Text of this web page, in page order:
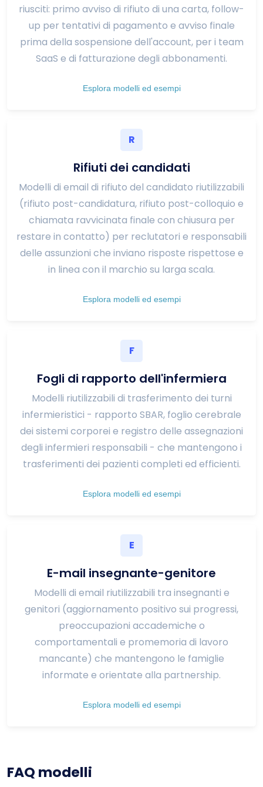
riusciti: primo avviso di rifiuto di una carta, follow-
up per tentativi di pagamento e avviso finale
prima della sospensione dell'account, per i team
SaaS e di fatturazione degli abbonamenti.
Esplora modelli ed esempi
R
Rifiuti dei candidati
Modelli di email di rifiuto del candidato riutilizzabili
(rifiuto post-candidatura, rifiuto post-colloquio e
chiamata ravvicinata finale con chiusura per
restare in contatto) per reclutatori e responsabili
delle assunzioni che inviano risposte rispettose e
in linea con il marchio su larga scala.
Esplora modelli ed esempi
F
Fogli di rapporto dell'infermiera
Modelli riutilizzabili di trasferimento dei turni
infermieristici - rapporto SBAR, foglio cerebrale
dei sistemi corporei e registro delle assegnazioni
degli infermieri responsabili - che mantengono i
trasferimenti dei pazienti completi ed efficienti.
Esplora modelli ed esempi
E
E-mail insegnante-genitore
Modelli di email riutilizzabili tra insegnanti e
genitori (aggiornamento positivo sui progressi,
preoccupazioni accademiche o
comportamentali e promemoria di lavoro
mancante) che mantengono le famiglie
informate e orientate alla partnership.
Esplora modelli ed esempi
FAQ modelli